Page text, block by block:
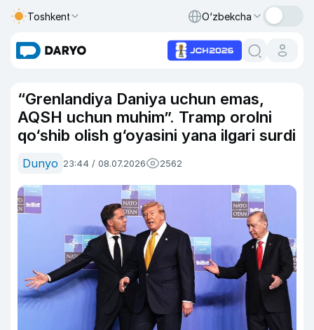
Toshkent O‘zbekcha
“Grenlandiya Daniya uchun emas,
AQSH uchun muhim”. Tramp orolni
qo‘shib olish g‘oyasini yana ilgari surdi
Dunyo 23:44 / 08.07.2026 2562